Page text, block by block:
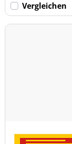
Vergleichen